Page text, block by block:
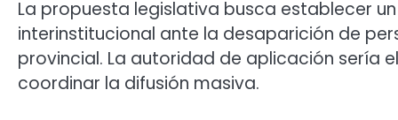
La propuesta legislativa busca establecer
interinstitucional ante la desaparición de
provincial. La autoridad de aplicación sería
coordinar la difusión masiva.